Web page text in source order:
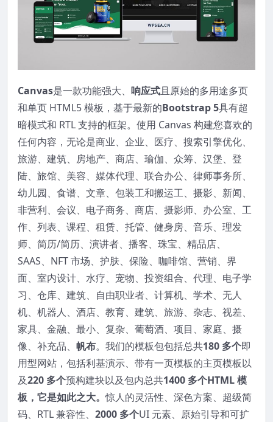
Canvas是一款功能强大、 响应式且原始的多用途多页
和单页 HTML5 模板，基于最新的Bootstrap 5具有超
暗模式和 RTL 支持的框架。使用 Canvas 构建您喜欢的
任何内容，无论是商业、企业、医疗、搜索引擎优化、
旅游、建筑、房地产、商店、瑜伽、众筹、汉堡、登
陆、旅馆、美容、媒体代理、联合办公、律师事务所、
幼儿园、食谱、文章、包装工和搬运工、摄影、新闻、
非营利、会议、电子商务、商店、摄影师、办公室、工
作、列表、课程、租赁、托管、健身房、音乐、理发
师、简历/简历、演讲者、播客、珠宝、精品店、
SAAS、NFT 市场、护肤、保险、咖啡馆、营销、界
面、室内设计、水疗、宠物、投资组合、代理、电子学
习、仓库、建筑、自由职业者、计算机、学术、无人
机、机器人、酒店、教育、建筑、旅游、杂志、视差、
家具、金融、最小、复杂、葡萄酒、项目、家庭、摄
像、补充品、 帆布。我们的模板包包括总共180 多个即
用型网站，包括利基演示、带有一页模板的主页模板以
及220 多个预构建块以及包内总共1400 多个HTML 模
板，它是如此之大。惊人的灵活性、深色方案、超级简
码、RTL 兼容性、 2000 多个UI 元素、原始引导和可扩